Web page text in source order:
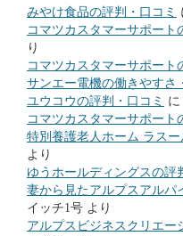
みやけ食品の評判・口コミ
コマツカスタマーサポート
り
コマツカスタマーサポート
サンエー電機の働きやすさ
ユウコウの評判・口コミ に
コマツカスタマーサポート
特別養護老人ホーム ラス
より
ゆうホールディングスの評
妻から見たアルプスアルパ
イッチ1号 より
アルプスビジネスクリエー